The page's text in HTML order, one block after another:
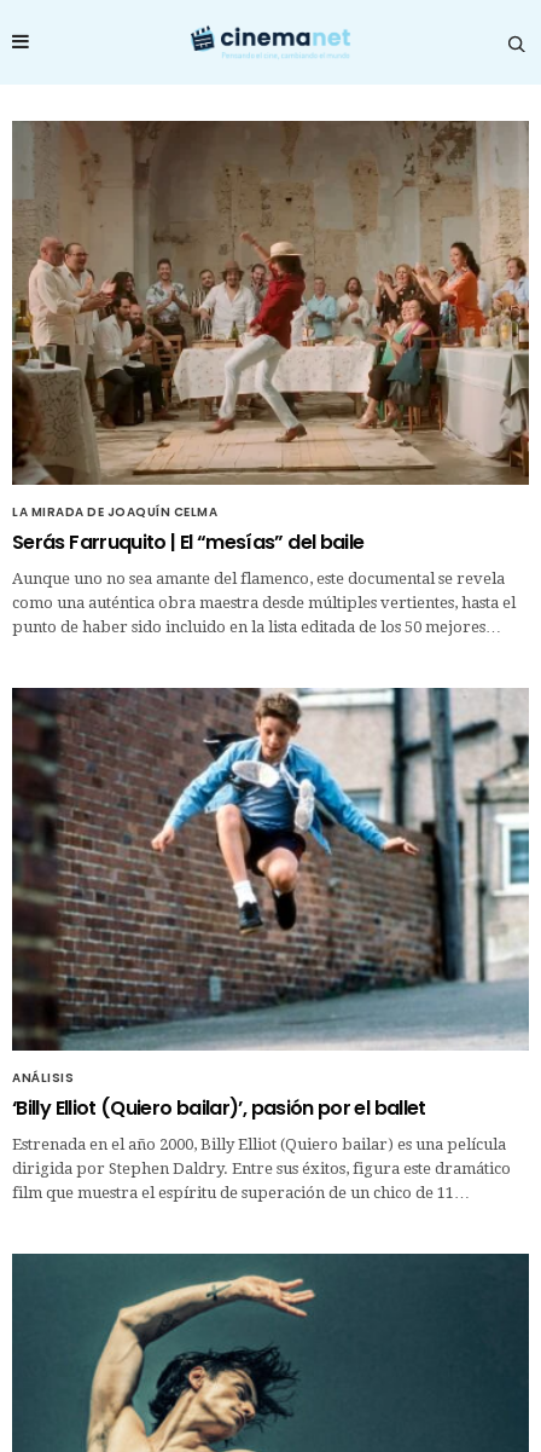
LA MIRADA DE JOAQUÍN CELMA
Serás Farruquito | El “mesías” del baile
Aunque uno no sea amante del flamenco, este documental se revela
como una auténtica obra maestra desde múltiples vertientes, hasta el
punto de haber sido incluido en la lista editada de los 50 mejores…
ANÁLISIS
‘Billy Elliot (Quiero bailar)’, pasión por el ballet
Estrenada en el año 2000, Billy Elliot (Quiero bailar) es una película
dirigida por Stephen Daldry. Entre sus éxitos, figura este dramático
film que muestra el espíritu de superación de un chico de 11…